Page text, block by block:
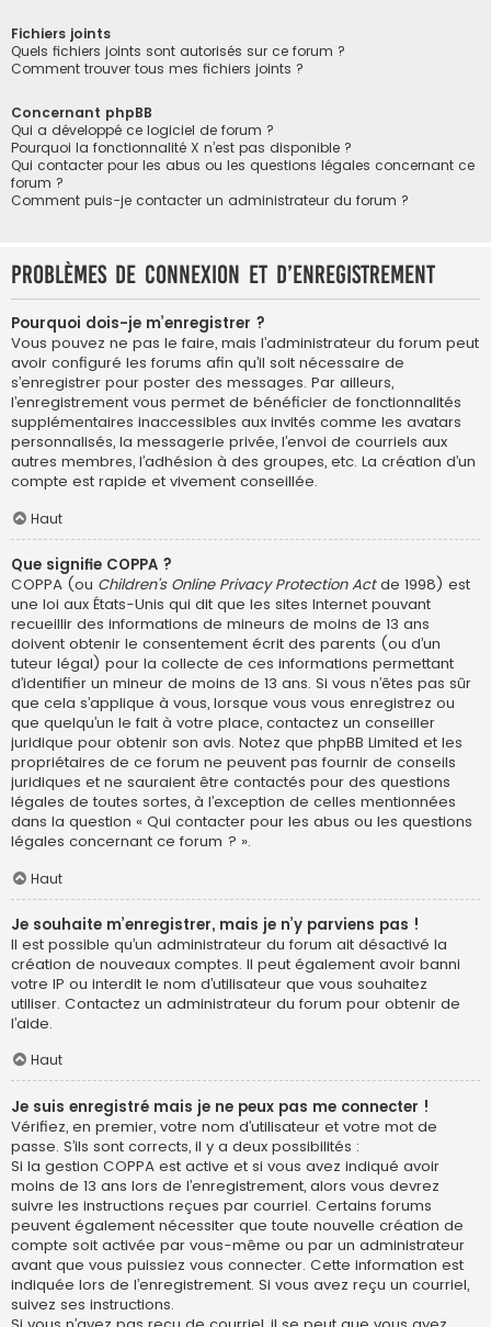
Fichiers joints
Quels fichiers joints sont autorisés sur ce forum ?
Comment trouver tous mes fichiers joints ?
Concernant phpBB
Qui a développé ce logiciel de forum ?
Pourquoi la fonctionnalité X n’est pas disponible ?
Qui contacter pour les abus ou les questions légales concernant ce
forum ?
Comment puis-je contacter un administrateur du forum ?
Problèmes de connexion et d’enregistrement
Pourquoi dois-je m’enregistrer ?
Vous pouvez ne pas le faire, mais l’administrateur du forum peut
avoir configuré les forums afin qu’il soit nécessaire de
s’enregistrer pour poster des messages. Par ailleurs,
l’enregistrement vous permet de bénéficier de fonctionnalités
supplémentaires inaccessibles aux invités comme les avatars
personnalisés, la messagerie privée, l’envoi de courriels aux
autres membres, l’adhésion à des groupes, etc. La création d’un
compte est rapide et vivement conseillée.
Haut
Que signifie COPPA ?
COPPA (ou Children’s Online Privacy Protection Actde 1998) est
une loi aux États-Unis qui dit que les sites Internet pouvant
recueillir des informations de mineurs de moins de 13 ans
doivent obtenir le consentement écrit des parents (ou d’un
tuteur légal) pour la collecte de ces informations permettant
d’identifier un mineur de moins de 13 ans. Si vous n’êtes pas sûr
que cela s’applique à vous, lorsque vous vous enregistrez ou
que quelqu’un le fait à votre place, contactez un conseiller
juridique pour obtenir son avis. Notez que phpBB Limited et les
propriétaires de ce forum ne peuvent pas fournir de conseils
juridiques et ne sauraient être contactés pour des questions
légales de toutes sortes, à l’exception de celles mentionnées
dans la question « Qui contacter pour les abus ou les questions
légales concernant ce forum ? ».
Haut
Je souhaite m’enregistrer, mais je n’y parviens pas !
Il est possible qu’un administrateur du forum ait désactivé la
création de nouveaux comptes. Il peut également avoir banni
votre IP ou interdit le nom d’utilisateur que vous souhaitez
utiliser. Contactez un administrateur du forum pour obtenir de
l’aide.
Haut
Je suis enregistré mais je ne peux pas me connecter !
Vérifiez, en premier, votre nom d’utilisateur et votre mot de
passe. S’ils sont corrects, il y a deux possibilités :
Si la gestion COPPA est active et si vous avez indiqué avoir
moins de 13 ans lors de l’enregistrement, alors vous devrez
suivre les instructions reçues par courriel. Certains forums
peuvent également nécessiter que toute nouvelle création de
compte soit activée par vous-même ou par un administrateur
avant que vous puissiez vous connecter. Cette information est
indiquée lors de l’enregistrement. Si vous avez reçu un courriel,
suivez ses instructions.